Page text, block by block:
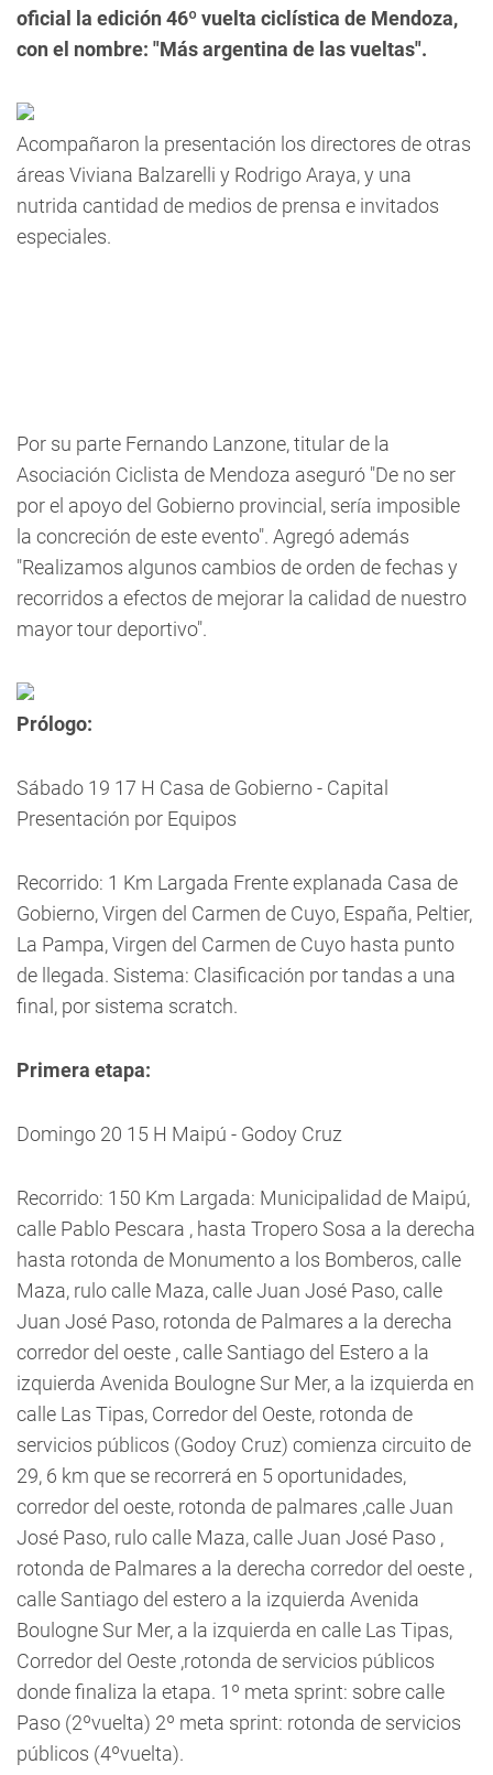
oficial la edición 46º vuelta ciclística de Mendoza,
con el nombre: "Más argentina de las vueltas".
Acompañaron la presentación los directores de otras
áreas Viviana Balzarelli y Rodrigo Araya, y una
nutrida cantidad de medios de prensa e invitados
especiales.
Por su parte Fernando Lanzone, titular de la
Asociación Ciclista de Mendoza aseguró "De no ser
por el apoyo del Gobierno provincial, sería imposible
la concreción de este evento". Agregó además
"Realizamos algunos cambios de orden de fechas y
recorridos a efectos de mejorar la calidad de nuestro
mayor tour deportivo".
Prólogo:
Sábado 19 17 H Casa de Gobierno - Capital
Presentación por Equipos
Recorrido: 1 Km Largada Frente explanada Casa de
Gobierno, Virgen del Carmen de Cuyo, España, Peltier,
La Pampa, Virgen del Carmen de Cuyo hasta punto
de llegada. Sistema: Clasificación por tandas a una
final, por sistema scratch.
Primera etapa:
Domingo 20 15 H Maipú - Godoy Cruz
Recorrido: 150 Km Largada: Municipalidad de Maipú,
calle Pablo Pescara , hasta Tropero Sosa a la derecha
hasta rotonda de Monumento a los Bomberos, calle
Maza, rulo calle Maza, calle Juan José Paso, calle
Juan José Paso, rotonda de Palmares a la derecha
corredor del oeste , calle Santiago del Estero a la
izquierda Avenida Boulogne Sur Mer, a la izquierda en
calle Las Tipas, Corredor del Oeste, rotonda de
servicios públicos (Godoy Cruz) comienza circuito de
29, 6 km que se recorrerá en 5 oportunidades,
corredor del oeste, rotonda de palmares ,calle Juan
José Paso, rulo calle Maza, calle Juan José Paso ,
rotonda de Palmares a la derecha corredor del oeste ,
calle Santiago del estero a la izquierda Avenida
Boulogne Sur Mer, a la izquierda en calle Las Tipas,
Corredor del Oeste ,rotonda de servicios públicos
donde finaliza la etapa. 1º meta sprint: sobre calle
Paso (2ºvuelta) 2º meta sprint: rotonda de servicios
públicos (4ºvuelta).